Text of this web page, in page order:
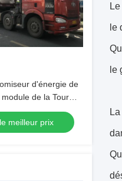
d'énergie de
de la Tour
meilleur prix
le
le